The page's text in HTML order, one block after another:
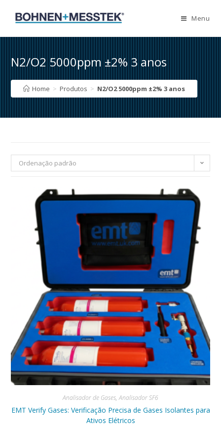
Menu
N2/O2 5000ppm ±2% 3 anos
Home > Produtos > N2/O2 5000ppm ±2% 3 anos
Ordenação padrão
Analisador de Gases,Analisador SF6
EMT Verify Gases: Verificação Precisa de Gases Isolantes para
Ativos Elétricos